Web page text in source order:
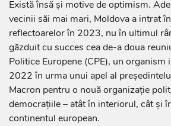
Există însă și motive de optimism.
vecinii săi mai mari, Moldova a intrat
reflectoarelor în 2023, nu în ultimul
găzduit cu succes cea de-a doua
Politice Europene (CPE), un organism
2022 în urma unui apel al
Macron pentru o nouă organizație
democrațiile – atât în interiorul, cât și
continentul european.